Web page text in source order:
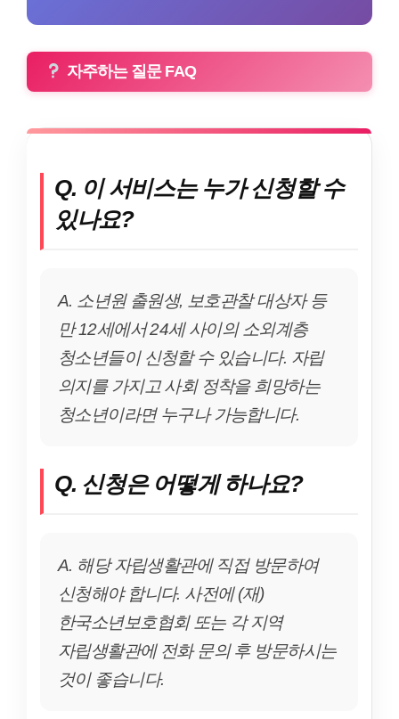
자주하는 질문 FAQ
Q. 이 서비스는 누가 신청할 수
있나요?
A. 소년원 출원생, 보호관찰 대상자 등
만 12세에서 24세 사이의 소외계층
청소년들이 신청할 수 있습니다. 자립
의지를 가지고 사회 정착을 희망하는
청소년이라면 누구나 가능합니다.
Q. 신청은 어떻게 하나요?
A. 해당 자립생활관에 직접 방문하여
신청해야 합니다. 사전에 (재)
한국소년보호협회 또는 각 지역
자립생활관에 전화 문의 후 방문하시는
것이 좋습니다.